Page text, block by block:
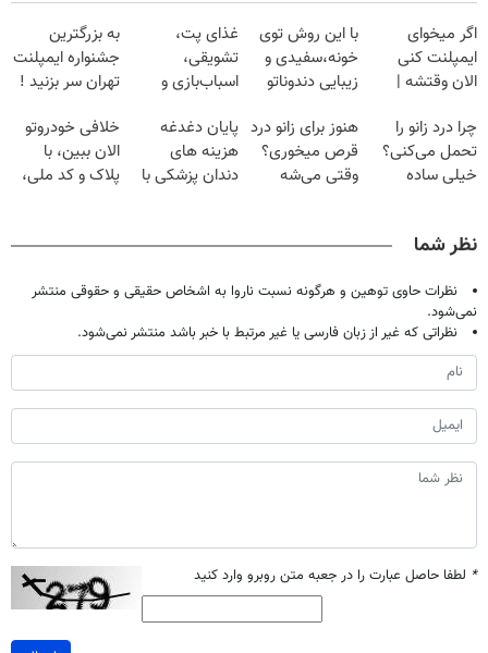
اگر میخوای
ایمپلنت کنی
الان وقتشه |
میلیون تومان!!!
با این روش توی
خونه،سفیدی و
زیبایی دندوناتو
(40%off)
غذای پت،
تشویقی،
اسباب‌بازی و
با تخفیف تهیه
کنید
به بزرگترین
جشنواره ایمپلنت
تهران سر بزنید !
میلیون !
چرا درد زانو را
تحمل می‌کنی؟
خیلی ساده
هنوز برای زانو درد
قرص میخوری؟
وقتی می‌شه
پایان دغدغه
هزینه های
دندان پزشکی با
خلافی خودروتو
الان ببین، با
پلاک و کد ملی،
نظر شما
نظرات حاوی توهین و هرگونه نسبت ناروا به اشخاص حقیقی و حقوقی منتشر
نمی‌شود.
نظراتی که غیر از زبان فارسی یا غیر مرتبط با خبر باشد منتشر نمی‌شود.
* لطفا حاصل عبارت را در جعبه متن روبرو وارد کنید